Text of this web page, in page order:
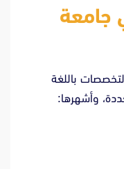
جامعة
باللغة
وأشهرها: